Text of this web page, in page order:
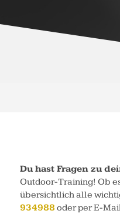
Du hast Fragen zu
Outdoor-Training! Ob
übersichtlich alle
934988 oder per E-